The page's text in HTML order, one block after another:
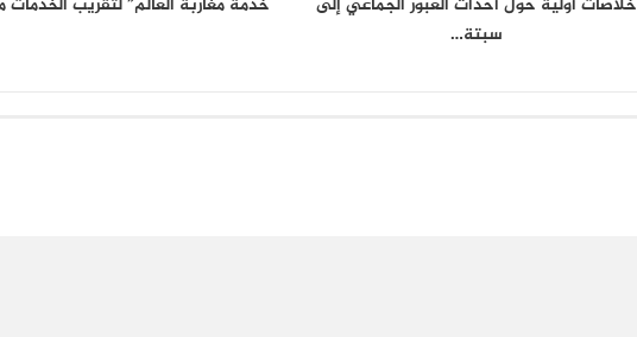
سبتة…